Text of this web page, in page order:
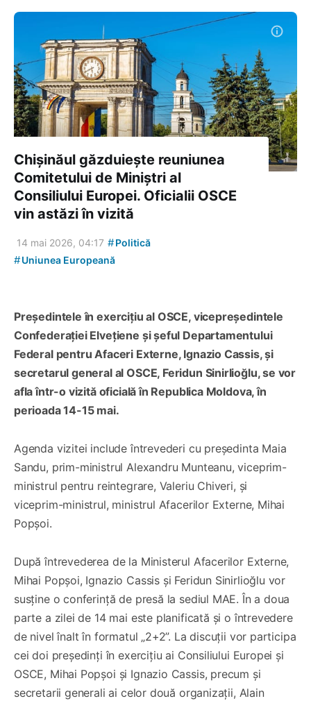
Chișinăul găzduiește reuniunea
Comitetului de Miniștri al
Consiliului Europei. Oficialii OSCE
vin astăzi în vizită
14 mai 2026, 04:17 #Politică
#Uniunea Europeană
Președintele în exercițiu al OSCE, vicepreședintele
Confederației Elvețiene și șeful Departamentului
Federal pentru Afaceri Externe, Ignazio Cassis, și
secretarul general al OSCE, Feridun Sinirlioğlu, se vor
afla într-o vizită oficială în Republica Moldova, în
perioada 14-15 mai.
Agenda vizitei include întrevederi cu președinta Maia
Sandu, prim-ministrul Alexandru Munteanu, viceprim-
ministrul pentru reintegrare, Valeriu Chiveri, și
viceprim-ministrul, ministrul Afacerilor Externe, Mihai
Popșoi.
După întrevederea de la Ministerul Afacerilor Externe,
Mihai Popșoi, Ignazio Cassis și Feridun Sinirlioğlu vor
susține o conferință de presă la sediul MAE. În a doua
parte a zilei de 14 mai este planificată și o întrevedere
de nivel înalt în formatul „2+2”. La discuții vor participa
cei doi președinți în exercițiu ai Consiliului Europei și
OSCE, Mihai Popșoi și Ignazio Cassis, precum și
secretarii generali ai celor două organizații, Alain